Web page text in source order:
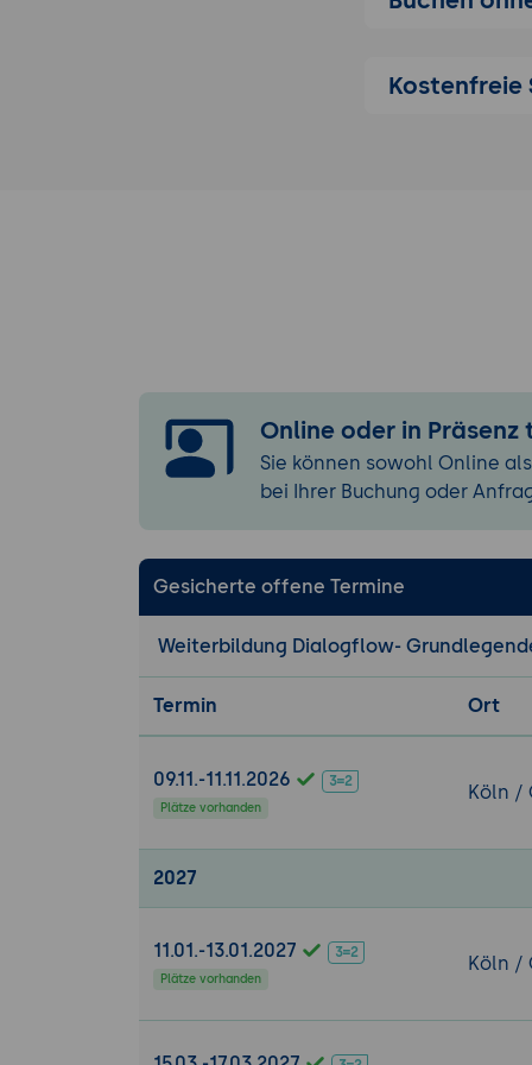
Grundlegende
Intents und
Aufbau
Entity-
Best
Fulfillment
Kostenfreie
Online oder in Präsenz
Sie können sowohl Online
bei Ihrer Buchung oder
Gesicherte offene Termine
Weiterbildung Dialogflow-
Termin Ort
09.11.-11.11.2026
Plätze vorhanden
Köln /
2027
11.01.-13.01.2027
Plätze vorhanden
Köln /